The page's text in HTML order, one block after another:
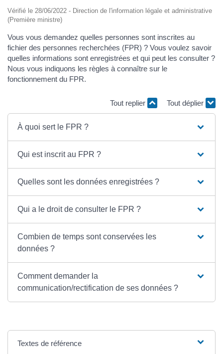
Vérifié le 28/06/2022 - Direction de l'information légale et administrative
(Première ministre)
Vous vous demandez quelles personnes sont inscrites au
fichier des personnes recherchées (FPR) ? Vous voulez savoir
quelles informations sont enregistrées et qui peut les consulter ?
Nous vous indiquons les règles à connaître sur le
fonctionnement du FPR.
Tout replier Tout déplier
À quoi sert le FPR ?
Qui est inscrit au FPR ?
Quelles sont les données enregistrées ?
Qui a le droit de consulter le FPR ?
Combien de temps sont conservées les
données ?
Comment demander la
communication/rectification de ses données ?
Textes de référence